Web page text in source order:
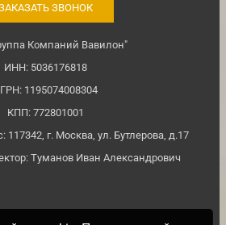
ЗВОНОК
Компаний Вавилон"
ИНН: 5036176818
1195074008304
КПП: 772801001
г. Москва, ул. Бутлерова, д.17
Туманов Иван Александрович